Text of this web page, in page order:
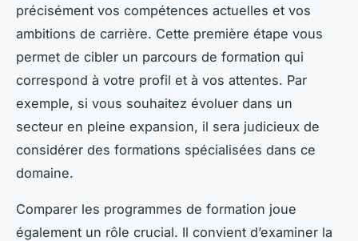
précisément vos compétences actuelles et vos
ambitions de carrière. Cette première étape vous
permet de cibler un parcours de formation qui
correspond à votre profil et à vos attentes. Par
exemple, si vous souhaitez évoluer dans un
secteur en pleine expansion, il sera judicieux de
considérer des formations spécialisées dans ce
domaine.
Comparer les programmes de formation joue
également un rôle crucial. Il convient d’examiner la